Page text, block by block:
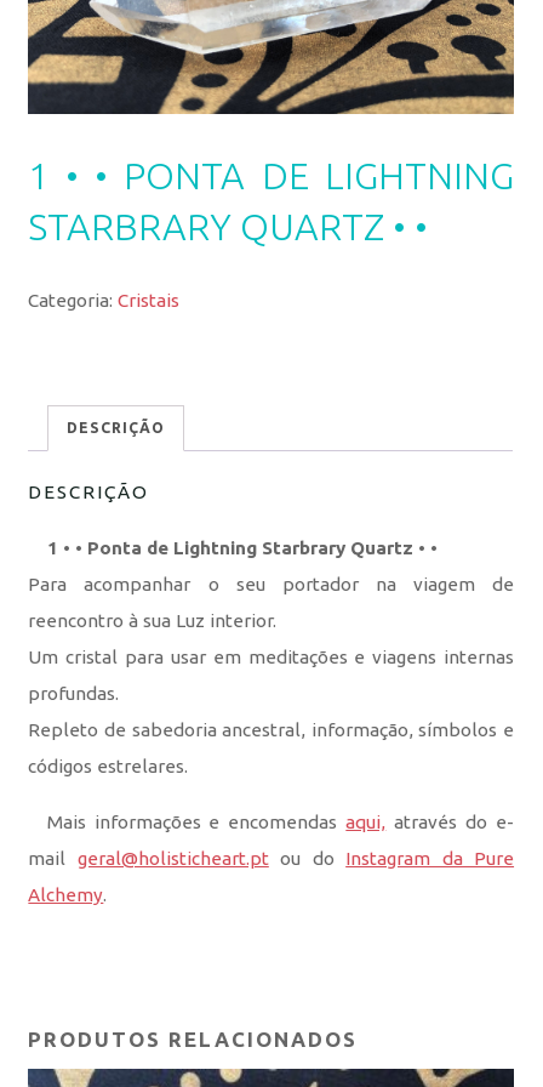
1 • • PONTA DE LIGHTNING
STARBRARY QUARTZ • •
Categoria:Cristais
DESCRIÇÃO
DESCRIÇÃO
1 • • Ponta de Lightning Starbrary Quartz • •
Para acompanhar o seu portador na viagem de
reencontro à sua Luz interior.
Um cristal para usar em meditações e viagens internas
profundas.
Repleto de sabedoria ancestral, informação, símbolos e
códigos estrelares.
Mais informações e encomendasaqui, através do e-
mailgeral@holisticheart.pt ou do Instagram da Pure
Alchemy.
PRODUTOS RELACIONADOS